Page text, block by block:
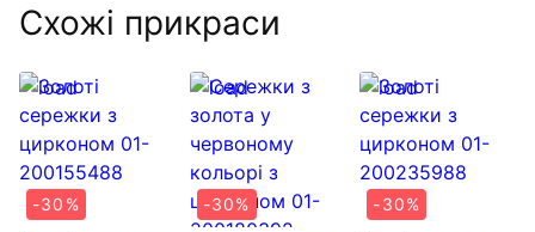
Схожі прикраси
-30%
-30%
-30%